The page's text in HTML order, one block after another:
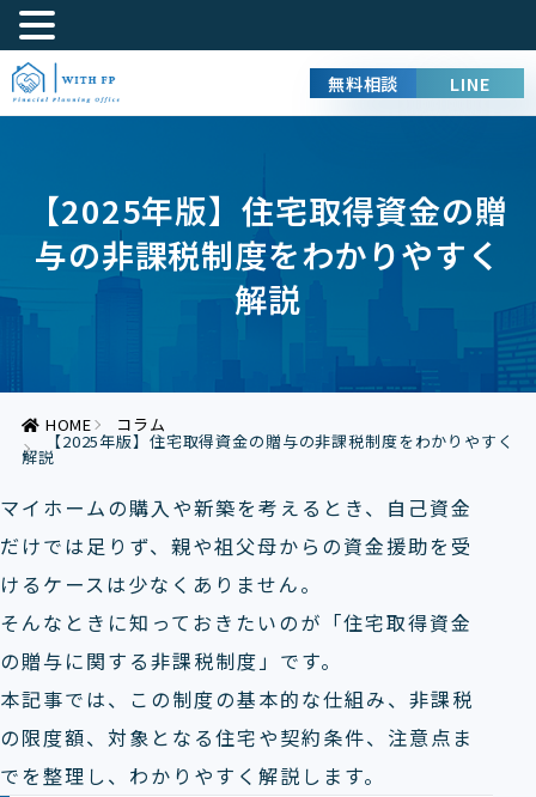
無料相談 LINE
【2025年版】住宅取得資金の贈
与の非課税制度をわかりやすく
解説
HOME コラム
【2025年版】住宅取得資金の贈与の非課税制度をわかりやすく
解説
マイホームの購入や新築を考えるとき、自己資金
だけでは足りず、親や祖父母からの資金援助を受
けるケースは少なくありません。
そんなときに知っておきたいのが「住宅取得資金
の贈与に関する非課税制度」です。
本記事では、この制度の基本的な仕組み、非課税
の限度額、対象となる住宅や契約条件、注意点ま
でを整理し、わかりやすく解説します。